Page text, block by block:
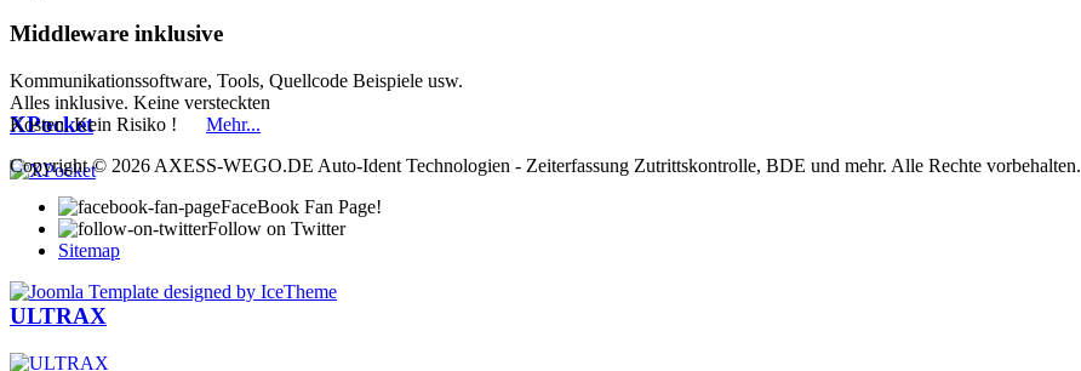
XPocket
ULTRAX
Middleware inklusive
Kommunikationssoftware, Tools, Quellcode Beispiele usw.
Alles inklusive. Keine versteckten
Kosten. Kein Risiko ! Mehr...
Copyright © 2026 AXESS-WEGO.DE Auto-Ident Technologien - Zeiterfassung Zutrittskontrolle, BDE und mehr. Alle Rechte vorbehalten.
FaceBook Fan Page!
Follow on Twitter
Sitemap